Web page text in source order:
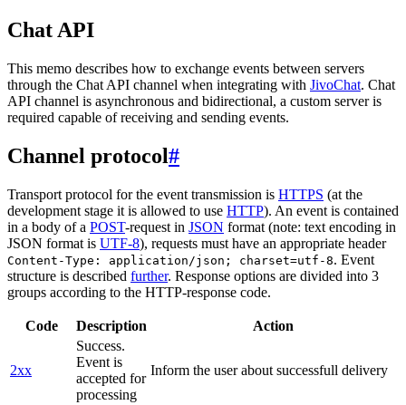
Chat API
This memo describes how to exchange events between servers
through the Chat API channel when integrating with JivoChat. Chat
API channel is asynchronous and bidirectional, a custom server is
required capable of receiving and sending events.
Channel protocol#
Transport protocol for the event transmission is HTTPS (at the
development stage it is allowed to use HTTP). An event is contained
in a body of a POST-request in JSON format (note: text encoding in
JSON format is UTF-8), requests must have an appropriate header
Content-Type: application/json; charset=utf-8. Event
structure is described further. Response options are divided into 3
groups according to the HTTP-response code.
Code Description Action
2xx
Success.
Event is
accepted for
processing
Inform the user about successfull delivery